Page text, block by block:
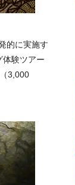
的に実施す
体験ツアー
3,000